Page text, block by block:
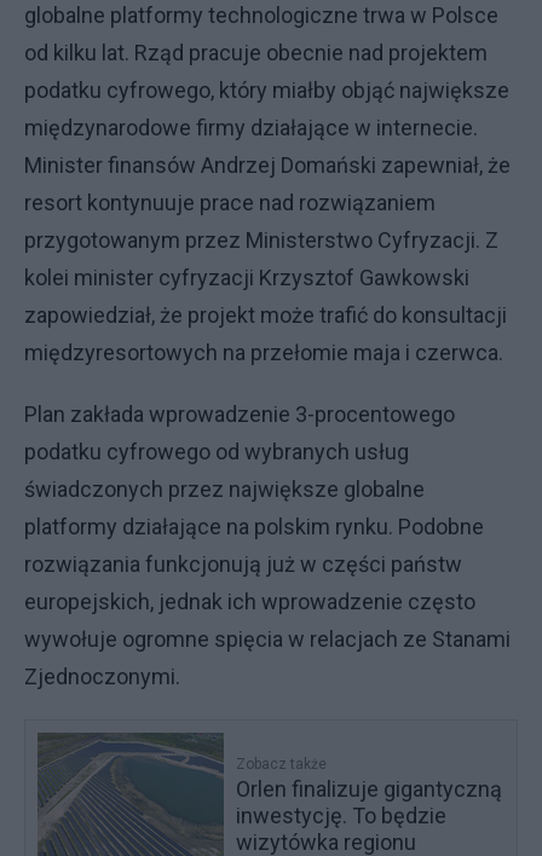
globalne platformy technologiczne trwa w Polsce
od kilku lat. Rząd pracuje obecnie nad projektem
podatku cyfrowego, który miałby objąć największe
międzynarodowe firmy działające w internecie.
Minister finansów Andrzej Domański zapewniał, że
resort kontynuuje prace nad rozwiązaniem
przygotowanym przez Ministerstwo Cyfryzacji. Z
kolei minister cyfryzacji Krzysztof Gawkowski
zapowiedział, że projekt może trafić do konsultacji
międzyresortowych na przełomie maja i czerwca.
Plan zakłada wprowadzenie 3-procentowego
podatku cyfrowego od wybranych usług
świadczonych przez największe globalne
platformy działające na polskim rynku. Podobne
rozwiązania funkcjonują już w części państw
europejskich, jednak ich wprowadzenie często
wywołuje ogromne spięcia w relacjach ze Stanami
Zjednoczonymi.
Zobacz także
Orlen finalizuje gigantyczną
inwestycję. To będzie
wizytówka regionu